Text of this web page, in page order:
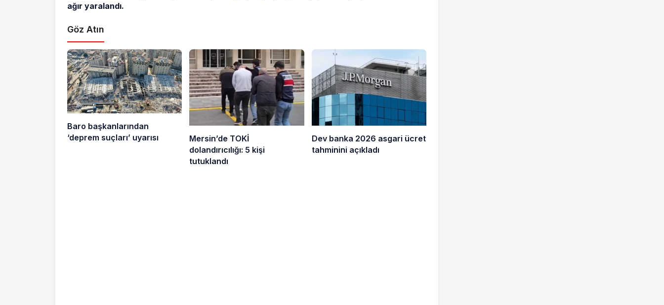
ağır yaralandı.
Göz Atın
Baro başkanlarından
‘deprem suçları’ uyarısı
Mersin’de TOKİ
dolandırıcılığı: 5 kişi
tutuklandı
Dev banka 2026 asgari ücret
tahminini açıkladı